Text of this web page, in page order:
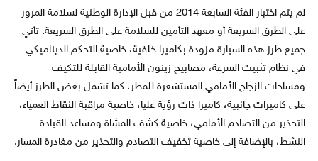
لم يتم اختبار الفئة السابعة 2014 من قبل الإدارة الوطنية لسلامة المرور
على الطرق السريعة أو معهد التأمين للسلامة على الطرق السريعة. تأتي
جميع طرز هذه السيارة مزودة بكاميرا خلفية، خاصية التحكم الديناميكي
في نظام تثبيت السرعة، مصابيح زينون الأمامية القابلة للتكيف
ومساحات الزجاج الأمامي المستشعرة للمطر، كما تشمل بعض الطرز أيضاً
على كاميرات جانبية، كاميرا ذات رؤية عليا، خاصية مراقبة النقاط العمياء،
التحذير من التصادم الأمامي، خاصية كشف المشاة ومساعد القيادة
النشط، بالإضافة إلى خاصية تخفيف التصادم والتحذير من مغادرة المسار.